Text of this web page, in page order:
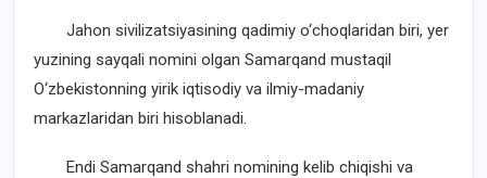
Jahon sivilizatsiyasining qadimiy o‘choqlaridan biri, yer
yuzining sayqali nomini olgan Samarqand mustaqil
O‘zbekistonning yirik iqtisodiy va ilmiy-madaniy
markazlaridan biri hisoblanadi.
Endi Samarqand shahri nomining kelib chiqishi va